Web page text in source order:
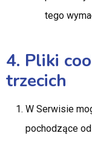
tego
4. Pliki
trzecich
W Serwisie
pochodzące